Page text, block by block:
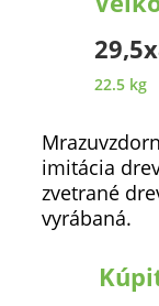
22.5 kg
imitácia
zvetrané
vyrábaná.